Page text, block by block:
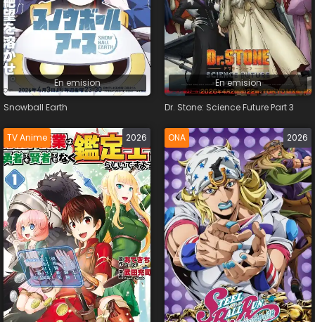
En emision
Snowball Earth
En emision
Dr. Stone: Science Future Part 3
TV Anime 2026 ONA 2026